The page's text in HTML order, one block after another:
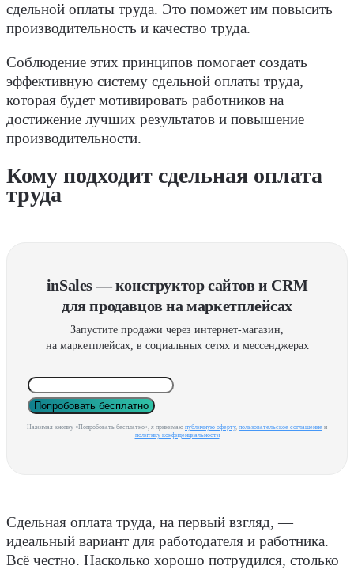
сдельной оплаты труда. Это поможет им повысить
производительность и качество труда.
Соблюдение этих принципов помогает создать
эффективную систему сдельной оплаты труда,
которая будет мотивировать работников на
достижение лучших результатов и повышение
производительности.
Кому подходит сдельная оплата
труда
inSales — конструктор сайтов и CRM
для продавцов на маркетплейсах
Запустите продажи через интернет-магазин,
на маркетплейсах, в социальных сетях и мессенджерах
Попробовать бесплатно
Нажимая кнопку «Попробовать бесплатно», я принимаю публичную оферту, пользовательское соглашение и
политику конфиденциальности
Сдельная оплата труда, на первый взгляд, —
идеальный вариант для работодателя и работника.
Всё честно. Насколько хорошо потрудился, столько